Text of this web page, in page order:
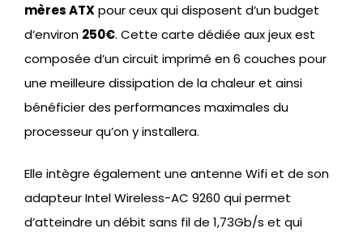
mères ATXpour ceux qui disposent d’un budget
d’environ 250€. Cette carte dédiée aux jeux est
composée d’un circuit imprimé en 6 couches pour
une meilleure dissipation de la chaleur et ainsi
bénéficier des performances maximales du
processeur qu’on y installera.
Elle intègre également une antenne Wifi et de son
adapteur Intel Wireless-AC 9260 qui permet
d’atteindre un débit sans fil de 1,73Gb/s et qui